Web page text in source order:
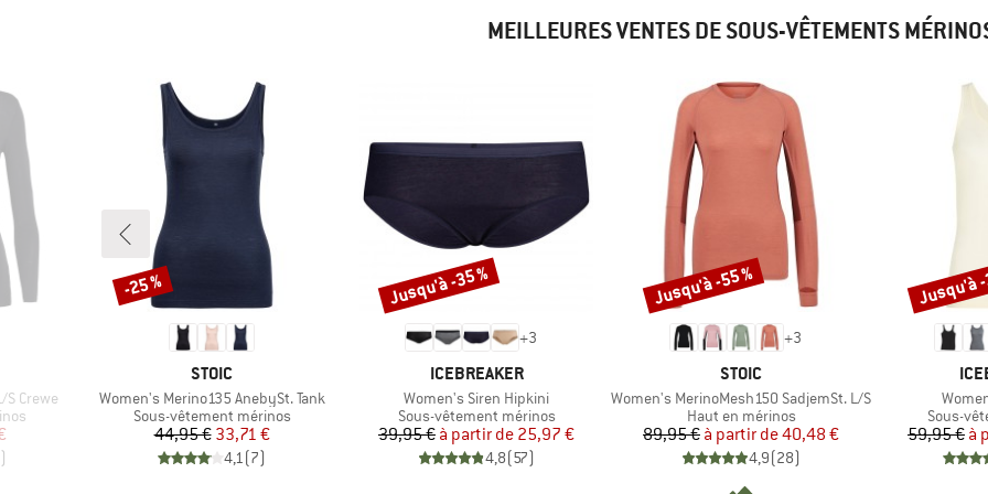
MEILLEURES VENTES DE SOUS-VÊTEMENTS
Crewe
)
MARQUE
STOIC
Article
Women's Merino135 AnebySt. Tank
Product group
Sous-vêtement mérinos
Prix
44,95 €Prix réduit
33,71 €
4,1(7)
Remise
-25 %
+3
MARQUE
ICEBREAKER
Article
Women's Siren Hipkini
Product group
Sous-vêtement mérinos
Prix
39,95 € Prix réduit
à partir de 25,97 €
4,8(57)
Remise
Jusqu'à -35 %
+3
MARQUE
STOIC
Article
Women's MerinoMesh150 SadjemSt. L/S
Product group
Haut en mérinos
Prix
89,95 € Prix réduit
à partir de40,48 €
4,9(28)
Remise
Jusqu'à -55 %
Article
Product
Sous-
59,95 € à
Remise
Jusqu'à